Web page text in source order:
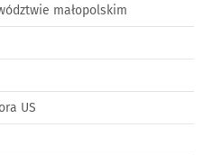
małopolskim
US